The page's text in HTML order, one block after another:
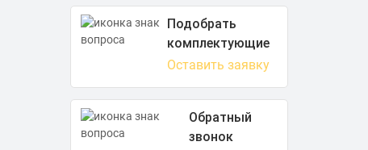
Подобрать
комплектующие
Оставить заявку
Обратный
звонок